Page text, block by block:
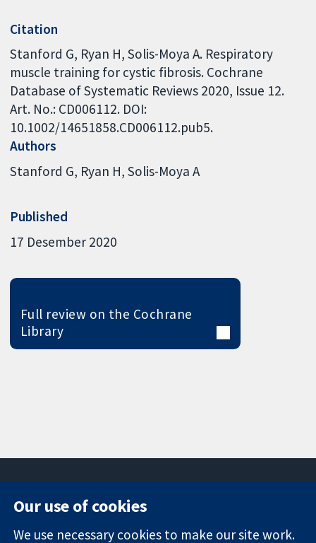
Citation
Stanford G, Ryan H, Solis-Moya A. Respiratory
muscle training for cystic fibrosis. Cochrane
Database of Systematic Reviews 2020, Issue 12.
Art. No.: CD006112. DOI:
10.1002/14651858.CD006112.pub5.
Authors
Stanford G Ryan H Solis-Moya A
Published
17 Desember 2020
Full review on the Cochrane
Library
Square
News
Our use of cookies
We use necessary cookies to make our site work.